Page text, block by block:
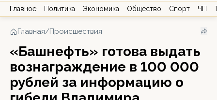
Главное Политика Экономика Общество Спорт ЧП
Главная/Происшествия
«Башнефть» готова выдать
вознаграждение в 100 000
рублей за информацию о